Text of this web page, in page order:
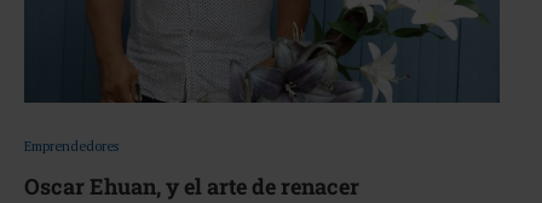
Emprendedores
Oscar Ehuan, y el arte de renacer